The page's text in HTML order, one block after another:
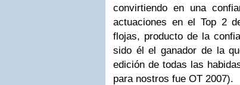
convirtiendo en una
actuaciones en el Top 2
flojas, producto de la
sido él el ganador de la
edición de todas las
para nostros fue OT 2007).